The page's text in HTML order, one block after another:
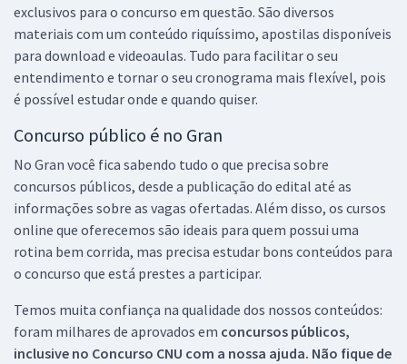
exclusivos para o concurso em questão. São diversos
materiais com um conteúdo riquíssimo, apostilas disponíveis
para download e videoaulas. Tudo para facilitar o seu
entendimento e tornar o seu cronograma mais flexível, pois
é possível estudar onde e quando quiser.
Concurso público é no Gran
No Gran você fica sabendo tudo o que precisa sobre
concursos públicos, desde a publicação do edital até as
informações sobre as vagas ofertadas. Além disso, os cursos
online que oferecemos são ideais para quem possui uma
rotina bem corrida, mas precisa estudar bons conteúdos para
o concurso que está prestes a participar.
Temos muita confiança na qualidade dos nossos conteúdos:
foram milhares de aprovados em concursos públicos,
inclusive no Concurso CNU com a nossa ajuda. Não fique de